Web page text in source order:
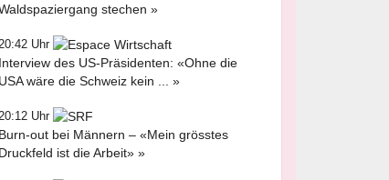
stechen »
20:42 Uhr
Interview des US-Präsidenten: «Ohne die
USA wäre die Schweiz kein ... »
20:12 Uhr
Burn-out bei Männern – «Mein grösstes
Druckfeld ist die Arbeit» »